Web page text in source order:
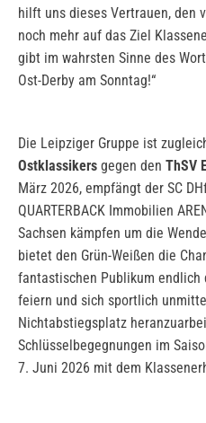
hilft uns dieses Vertrauen, den
noch mehr auf das Ziel
gibt im wahrsten Sinne des
Ost-Derby am Sonntag!“
Die Leipziger Gruppe ist
Ostklassikers gegen den ThSV
März 2026, empfängt der SC
QUARTERBACK Immobilien
Sachsen kämpfen um die
bietet den Grün-Weißen die
fantastischen Publikum endlich
feiern und sich sportlich
Nichtabstiegsplatz
Schlüsselbegegnungen im
7. Juni 2026 mit dem